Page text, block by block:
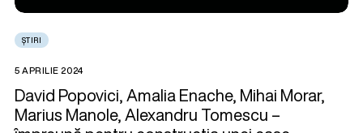
ȘTIRI
5 APRILIE 2024
David Popovici, Amalia Enache, Mihai Morar,
Marius Manole, Alexandru Tomescu –